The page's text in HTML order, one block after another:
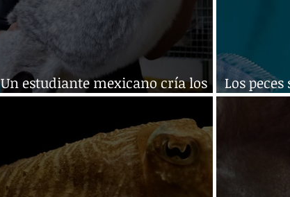
Un estudiante mexicano cría los
conejos más grandes del mundo
Los
según el